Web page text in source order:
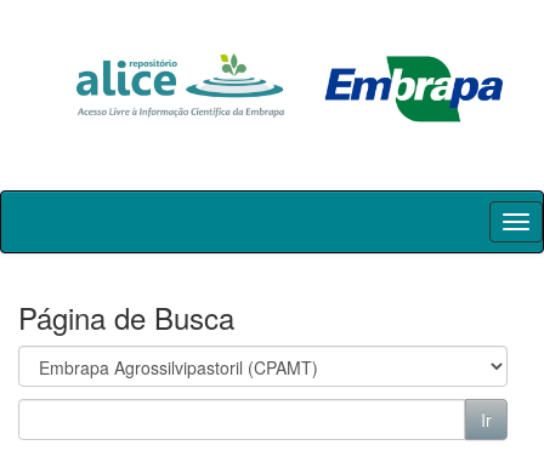
Skip
Página de Busca